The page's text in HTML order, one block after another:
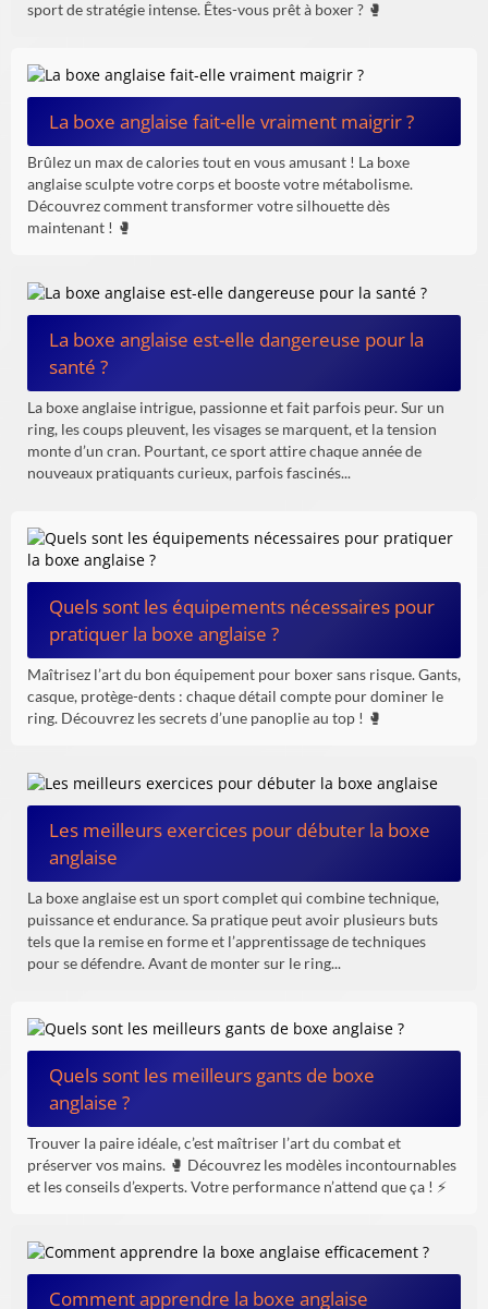
sport de stratégie intense. Êtes-vous prêt à boxer ? 🥊
La boxe anglaise fait-elle vraiment maigrir ?
Brûlez un max de calories tout en vous amusant ! La boxe
anglaise sculpte votre corps et booste votre métabolisme.
Découvrez comment transformer votre silhouette dès
maintenant ! 🥊
La boxe anglaise est-elle dangereuse pour la
santé ?
La boxe anglaise intrigue, passionne et fait parfois peur. Sur un
ring, les coups pleuvent, les visages se marquent, et la tension
monte d’un cran. Pourtant, ce sport attire chaque année de
nouveaux pratiquants curieux, parfois fascinés...
Quels sont les équipements nécessaires pour
pratiquer la boxe anglaise ?
Maîtrisez l’art du bon équipement pour boxer sans risque. Gants,
casque, protège-dents : chaque détail compte pour dominer le
ring. Découvrez les secrets d’une panoplie au top ! 🥊
Les meilleurs exercices pour débuter la boxe
anglaise
La boxe anglaise est un sport complet qui combine technique,
puissance et endurance. Sa pratique peut avoir plusieurs buts
tels que la remise en forme et l’apprentissage de techniques
pour se défendre. Avant de monter sur le ring...
Quels sont les meilleurs gants de boxe
anglaise ?
Trouver la paire idéale, c’est maîtriser l’art du combat et
préserver vos mains. 🥊 Découvrez les modèles incontournables
et les conseils d’experts. Votre performance n’attend que ça ! ⚡
Comment apprendre la boxe anglaise